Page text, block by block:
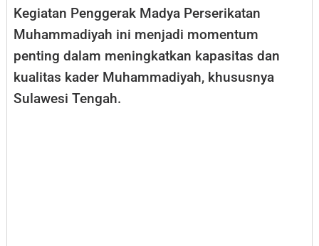
Kegiatan Penggerak Madya Perserikatan
Muhammadiyah ini menjadi momentum
penting dalam meningkatkan kapasitas dan
kualitas kader Muhammadiyah, khususnya
Sulawesi Tengah.